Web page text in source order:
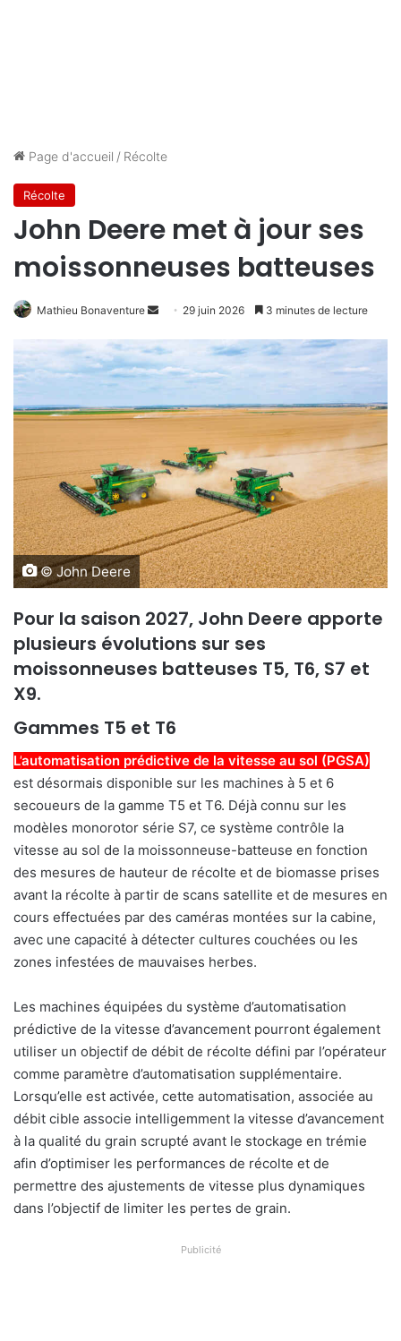
Page d'accueil / Récolte
Récolte
John Deere met à jour ses
moissonneuses batteuses
Mathieu Bonaventure
Envoyer
courriel
29 juin 2026 3 minutes de lecture
© John Deere
Pour la saison 2027, John Deere apporte
plusieurs évolutions sur ses
moissonneuses batteuses T5, T6, S7 et
X9.
Gammes T5 et T6
L’automatisation prédictive de la vitesse au sol (PGSA)
est désormais disponible sur les machines à 5 et 6
secoueurs de la gamme T5 et T6. Déjà connu sur les
modèles monorotor série S7, ce système contrôle la
vitesse au sol de la moissonneuse-batteuse en fonction
des mesures de hauteur de récolte et de biomasse prises
avant la récolte à partir de scans satellite et de mesures en
cours effectuées par des caméras montées sur la cabine,
avec une capacité à détecter cultures couchées ou les
zones infestées de mauvaises herbes.
Les machines équipées du système d’automatisation
prédictive de la vitesse d’avancement pourront également
utiliser un objectif de débit de récolte défini par l’opérateur
comme paramètre d’automatisation supplémentaire.
Lorsqu’elle est activée, cette automatisation, associée au
débit cible associe intelligemment la vitesse d’avancement
à la qualité du grain scrupté avant le stockage en trémie
afin d’optimiser les performances de récolte et de
permettre des ajustements de vitesse plus dynamiques
dans l’objectif de limiter les pertes de grain.
Publicité